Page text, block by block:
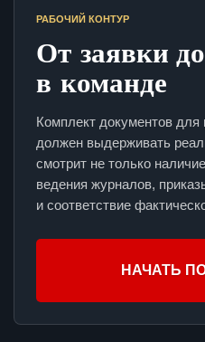
РАБОЧИЙ КОНТУР
От заявки
в команде
Комплект документов для
должен выдерживать
смотрит не только
ведения журналов,
и соответствие
НАЧАТЬ